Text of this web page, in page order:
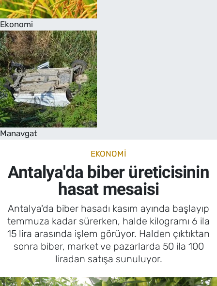
Ekonomi
Manavgat
EKONOMI
Antalya'da biber üreticisinin
hasat mesaisi
Antalya'da biber hasadı kasım ayında başlayıp
temmuza kadar sürerken, halde kilogramı 6 ila
15 lira arasında işlem görüyor. Halden çıktıktan
sonra biber, market ve pazarlarda 50 ila 100
liradan satışa sunuluyor.